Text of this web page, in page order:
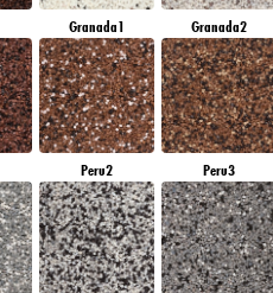
Granada1 Granada2
Peru2 Peru3